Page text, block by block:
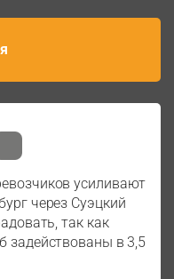
усиливают
через Суэцкий
так как
задействованы в 3,5